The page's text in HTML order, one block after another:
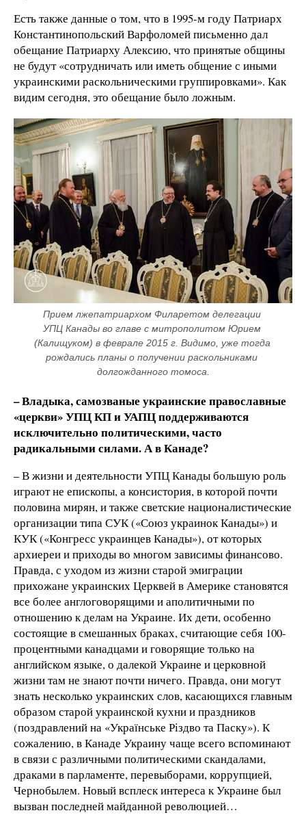
Есть также данные о том, что в 1995-м году Патриарх
Константинопольский Варфоломей письменно дал
обещание Патриарху Алексию, что принятые общины
не будут «сотрудничать или иметь общение с иными
украинскими раскольническими группировками». Как
видим сегодня, это обещание было ложным.
Прием лжепатриархом Филаретом делегации
УПЦ Канады во главе с митрополитом Юрием
(Калищуком) в феврале 2015 г. Видимо, уже тогда
рождались планы о получении раскольниками
долгожданного томоса.
– Владыка, самозваные украинские православные
«церкви» УПЦ КП и УАПЦ поддерживаются
исключительно политическими, часто
радикальными силами. А в Канаде?
– В жизни и деятельности УПЦ Канады большую роль
играют не епископы, а консистория, в которой почти
половина мирян, и также светские националистические
организации типа СУК («Союз украинок Канады») и
КУК («Конгресс украинцев Канады»), от которых
архиереи и приходы во многом зависимы финансово.
Правда, с уходом из жизни старой эмиграции
прихожане украинских Церквей в Америке становятся
все более англоговорящими и аполитичными по
отношению к делам на Украине. Их дети, особенно
состоящие в смешанных браках, считающие себя 100-
процентными канадцами и говорящие только на
английском языке, о далекой Украине и церковной
жизни там не знают почти ничего. Правда, они могут
знать несколько украинских слов, касающихся главным
образом старой украинской кухни и праздников
(поздравлений на «Українське Різдво та Паску»). К
сожалению, в Канаде Украину чаще всего вспоминают
в связи с различными политическими скандалами,
драками в парламенте, перевыборами, коррупцией,
Чернобылем. Новый всплеск интереса к Украине был
вызван последней майданной революцией…